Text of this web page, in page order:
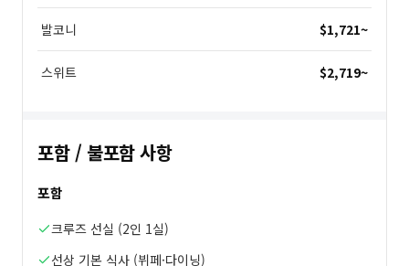
발코니 $1,721~
스위트 $2,719~
포함 / 불포함 사항
포함
크루즈 선실 (2인 1실)
선상 기본 식사 (뷔페·다이닝)